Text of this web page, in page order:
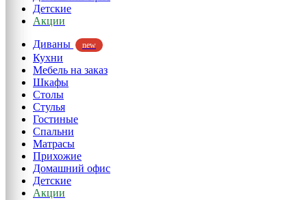
Детские
Акции
Диваны
new
Кухни
Мебель на заказ
Шкафы
Столы
Стулья
Гостиные
Спальни
Матрасы
Прихожие
Домашний офис
Детские
Акции